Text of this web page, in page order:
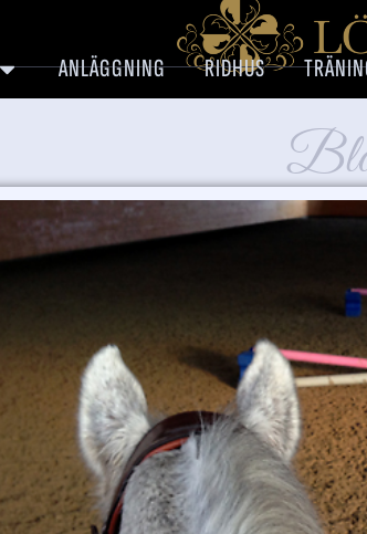
ANLÄGGNING RIDHUS